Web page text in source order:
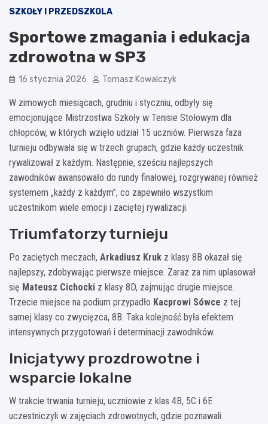
SZKOŁY I PRZEDSZKOLA
Sportowe zmagania i edukacja
zdrowotna w SP3
16 stycznia 2026 Tomasz Kowalczyk
W zimowych miesiącach, grudniu i styczniu, odbyły się
emocjonujące Mistrzostwa Szkoły w Tenisie Stołowym dla
chłopców, w których wzięło udział 15 uczniów. Pierwsza faza
turnieju odbywała się w trzech grupach, gdzie każdy uczestnik
rywalizował z każdym. Następnie, sześciu najlepszych
zawodników awansowało do rundy finałowej, rozgrywanej również
systemem „każdy z każdym”, co zapewniło wszystkim
uczestnikom wiele emocji i zaciętej rywalizacji.
Triumfatorzy turnieju
Po zaciętych meczach, Arkadiusz Kruk z klasy 8B okazał się
najlepszy, zdobywając pierwsze miejsce. Zaraz za nim uplasował
się Mateusz Cichocki z klasy 8D, zajmując drugie miejsce.
Trzecie miejsce na podium przypadło Kacprowi Sówce z tej
samej klasy co zwycięzca, 8B. Taka kolejność była efektem
intensywnych przygotowań i determinacji zawodników.
Inicjatywy prozdrowotne i
wsparcie lokalne
W trakcie trwania turnieju, uczniowie z klas 4B, 5C i 6E
uczestniczyli w zajęciach zdrowotnych, gdzie poznawali